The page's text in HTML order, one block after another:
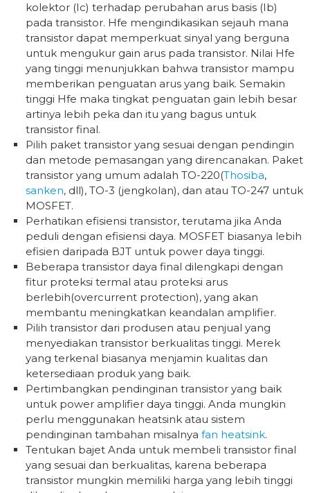
kolektor (Ic) terhadap perubahan arus basis (Ib)
pada transistor. Hfe mengindikasikan sejauh mana
transistor dapat memperkuat sinyal yang berguna
untuk mengukur gain arus pada transistor. Nilai Hfe
yang tinggi menunjukkan bahwa transistor mampu
memberikan penguatan arus yang baik. Semakin
tinggi Hfe maka tingkat penguatan gain lebih besar
artinya lebih peka dan itu yang bagus untuk
transistor final.
Pilih paket transistor yang sesuai dengan pendingin
dan metode pemasangan yang direncanakan. Paket
transistor yang umum adalah TO-220(Thosiba,
sanken, dll), TO-3 (jengkolan), dan atau TO-247 untuk
MOSFET.
Perhatikan efisiensi transistor, terutama jika Anda
peduli dengan efisiensi daya. MOSFET biasanya lebih
efisien daripada BJT untuk power daya tinggi.
Beberapa transistor daya final dilengkapi dengan
fitur proteksi termal atau proteksi arus
berlebih(overcurrent protection), yang akan
membantu meningkatkan keandalan amplifier.
Pilih transistor dari produsen atau penjual yang
menyediakan transistor berkualitas tinggi. Merek
yang terkenal biasanya menjamin kualitas dan
ketersediaan produk yang baik.
Pertimbangkan pendinginan transistor yang baik
untuk power amplifier daya tinggi. Anda mungkin
perlu menggunakan heatsink atau sistem
pendinginan tambahan misalnyafan heatsink.
Tentukan bajet Anda untuk membeli transistor final
yang sesuai dan berkualitas, karena beberapa
transistor mungkin memiliki harga yang lebih tinggi